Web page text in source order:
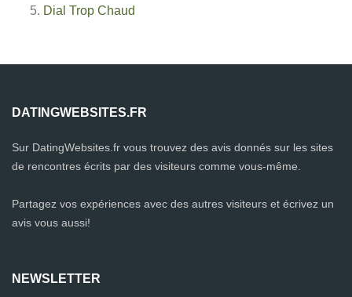
Dial Trop Chaud
DATINGWEBSITES.FR
Sur DatingWebsites.fr vous trouvez des avis donnés sur les sites
de rencontres écrits par des visiteurs comme vous-même.
Partagez vos expériences avec des autres visiteurs et écrivez un
avis vous aussi!
NEWSLETTER